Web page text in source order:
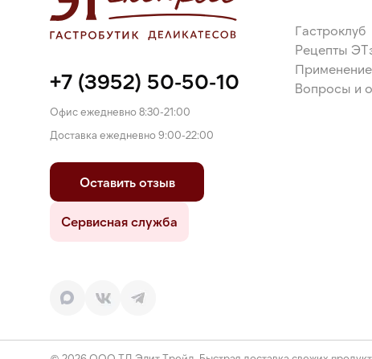
+7 (3952) 50-50-10
Офис ежедневно 8:30-21:00
Доставка ежедневно 9:00-22:00
Оставить отзыв
Сервисная служба
Гастроклуб
Рецепты
Вопросы и